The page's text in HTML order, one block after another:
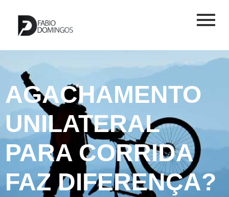
AGACHAMENTO
UNILATERAL
PARA CORRIDA
FAZ DIFERENÇA?